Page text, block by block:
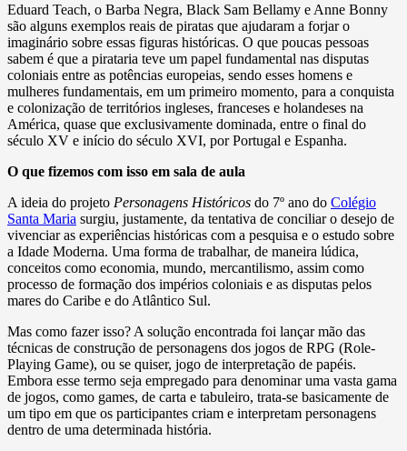
Eduard Teach, o Barba Negra, Black Sam Bellamy e Anne Bonny
são alguns exemplos reais de piratas que ajudaram a forjar o
imaginário sobre essas figuras históricas. O que poucas pessoas
sabem é que a pirataria teve um papel fundamental nas disputas
coloniais entre as potências europeias, sendo esses homens e
mulheres fundamentais, em um primeiro momento, para a conquista
e colonização de territórios ingleses, franceses e holandeses na
América, quase que exclusivamente dominada, entre o final do
século XV e início do século XVI, por Portugal e Espanha.
O que fizemos com isso em sala de aula
A ideia do projeto Personagens Históricos do 7º ano do Colégio
Santa Maria surgiu, justamente, da tentativa de conciliar o desejo de
vivenciar as experiências históricas com a pesquisa e o estudo sobre
a Idade Moderna. Uma forma de trabalhar, de maneira lúdica,
conceitos como economia, mundo, mercantilismo, assim como
processo de formação dos impérios coloniais e as disputas pelos
mares do Caribe e do Atlântico Sul.
Mas como fazer isso? A solução encontrada foi lançar mão das
técnicas de construção de personagens dos jogos de RPG (Role-
Playing Game), ou se quiser, jogo de interpretação de papéis.
Embora esse termo seja empregado para denominar uma vasta gama
de jogos, como games, de carta e tabuleiro, trata-se basicamente de
um tipo em que os participantes criam e interpretam personagens
dentro de uma determinada história.